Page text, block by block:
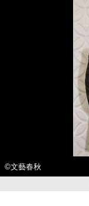
©文藝春秋